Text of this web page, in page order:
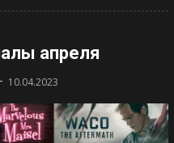
апреля
- 10.04.2023